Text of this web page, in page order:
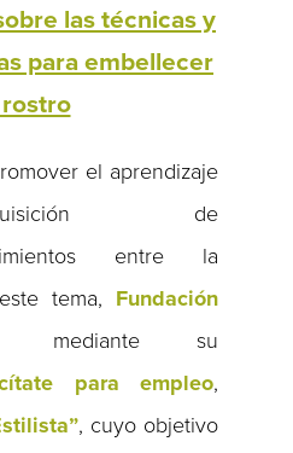
las técnicas y
para embellecer
el aprendizaje
de
entre la
tema, Fundación
mediante su
para empleo,
, cuyo objetivo